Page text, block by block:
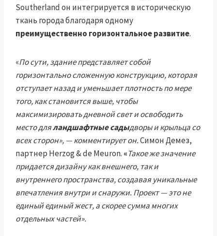
Southerland он интегрируется в историческую
ткань города благодаря одному
преимущественно горизонтальное развитие.
«По сути, здание представляет собой
горизонтально сложенную конструкцию, которая
отступает назад и уменьшает плотность по мере
того, как становится выше, чтобы
максимизировать дневной свет и освободить
место дляландшафтные садыдворы и крыльца со
всех сторон», — комментирует он.Симон Демез,
партнер Herzog & de Meuron. «Такое же значение
придается дизайну как внешнего, так и
внутреннего пространства, создавая уникальные
впечатления внутри и снаружи. Проект — это не
единый единый жест, а скорее сумма многих
отдельных частей».